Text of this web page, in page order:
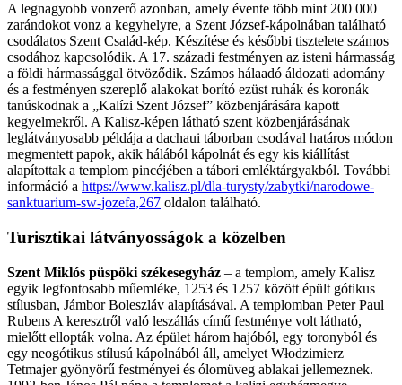
A legnagyobb vonzerő azonban, amely évente több mint 200 000
zarándokot vonz a kegyhelyre, a Szent József-kápolnában található
csodálatos Szent Család-kép. Készítése és későbbi tisztelete számos
csodához kapcsolódik. A 17. századi festményen az isteni hármasság
a földi hármassággal ötvöződik. Számos hálaadó áldozati adomány
és a festményen szereplő alakokat borító ezüst ruhák és koronák
tanúskodnak a „Kalízi Szent József” közbenjárására kapott
kegyelmekről. A Kalisz-képen látható szent közbenjárásának
leglátványosabb példája a dachaui táborban csodával határos módon
megmentett papok, akik hálából kápolnát és egy kis kiállítást
alapítottak a templom pincéjében a tábori emléktárgyakból. További
információ a https://www.kalisz.pl/dla-turysty/zabytki/narodowe-
sanktuarium-sw-jozefa,267 oldalon található.
Turisztikai látványosságok a közelben
Szent Miklós püspöki székesegyház – a templom, amely Kalisz
egyik legfontosabb műemléke, 1253 és 1257 között épült gótikus
stílusban, Jámbor Boleszláv alapításával. A templomban Peter Paul
Rubens A keresztről való leszállás című festménye volt látható,
mielőtt ellopták volna. Az épület három hajóból, egy toronyból és
egy neogótikus stílusú kápolnából áll, amelyet Włodzimierz
Tetmajer gyönyörű festményei és ólomüveg ablakai jellemeznek.